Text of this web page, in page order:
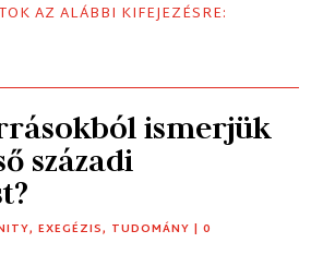
AZ ALÁBBI KIFEJEZÉSRE:
ismerjük
századi
,EXEGÉZIS, TUDOMÁNY | 0